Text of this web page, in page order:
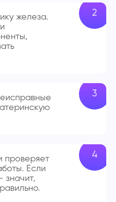
железа.
проверяет
Если
значит,